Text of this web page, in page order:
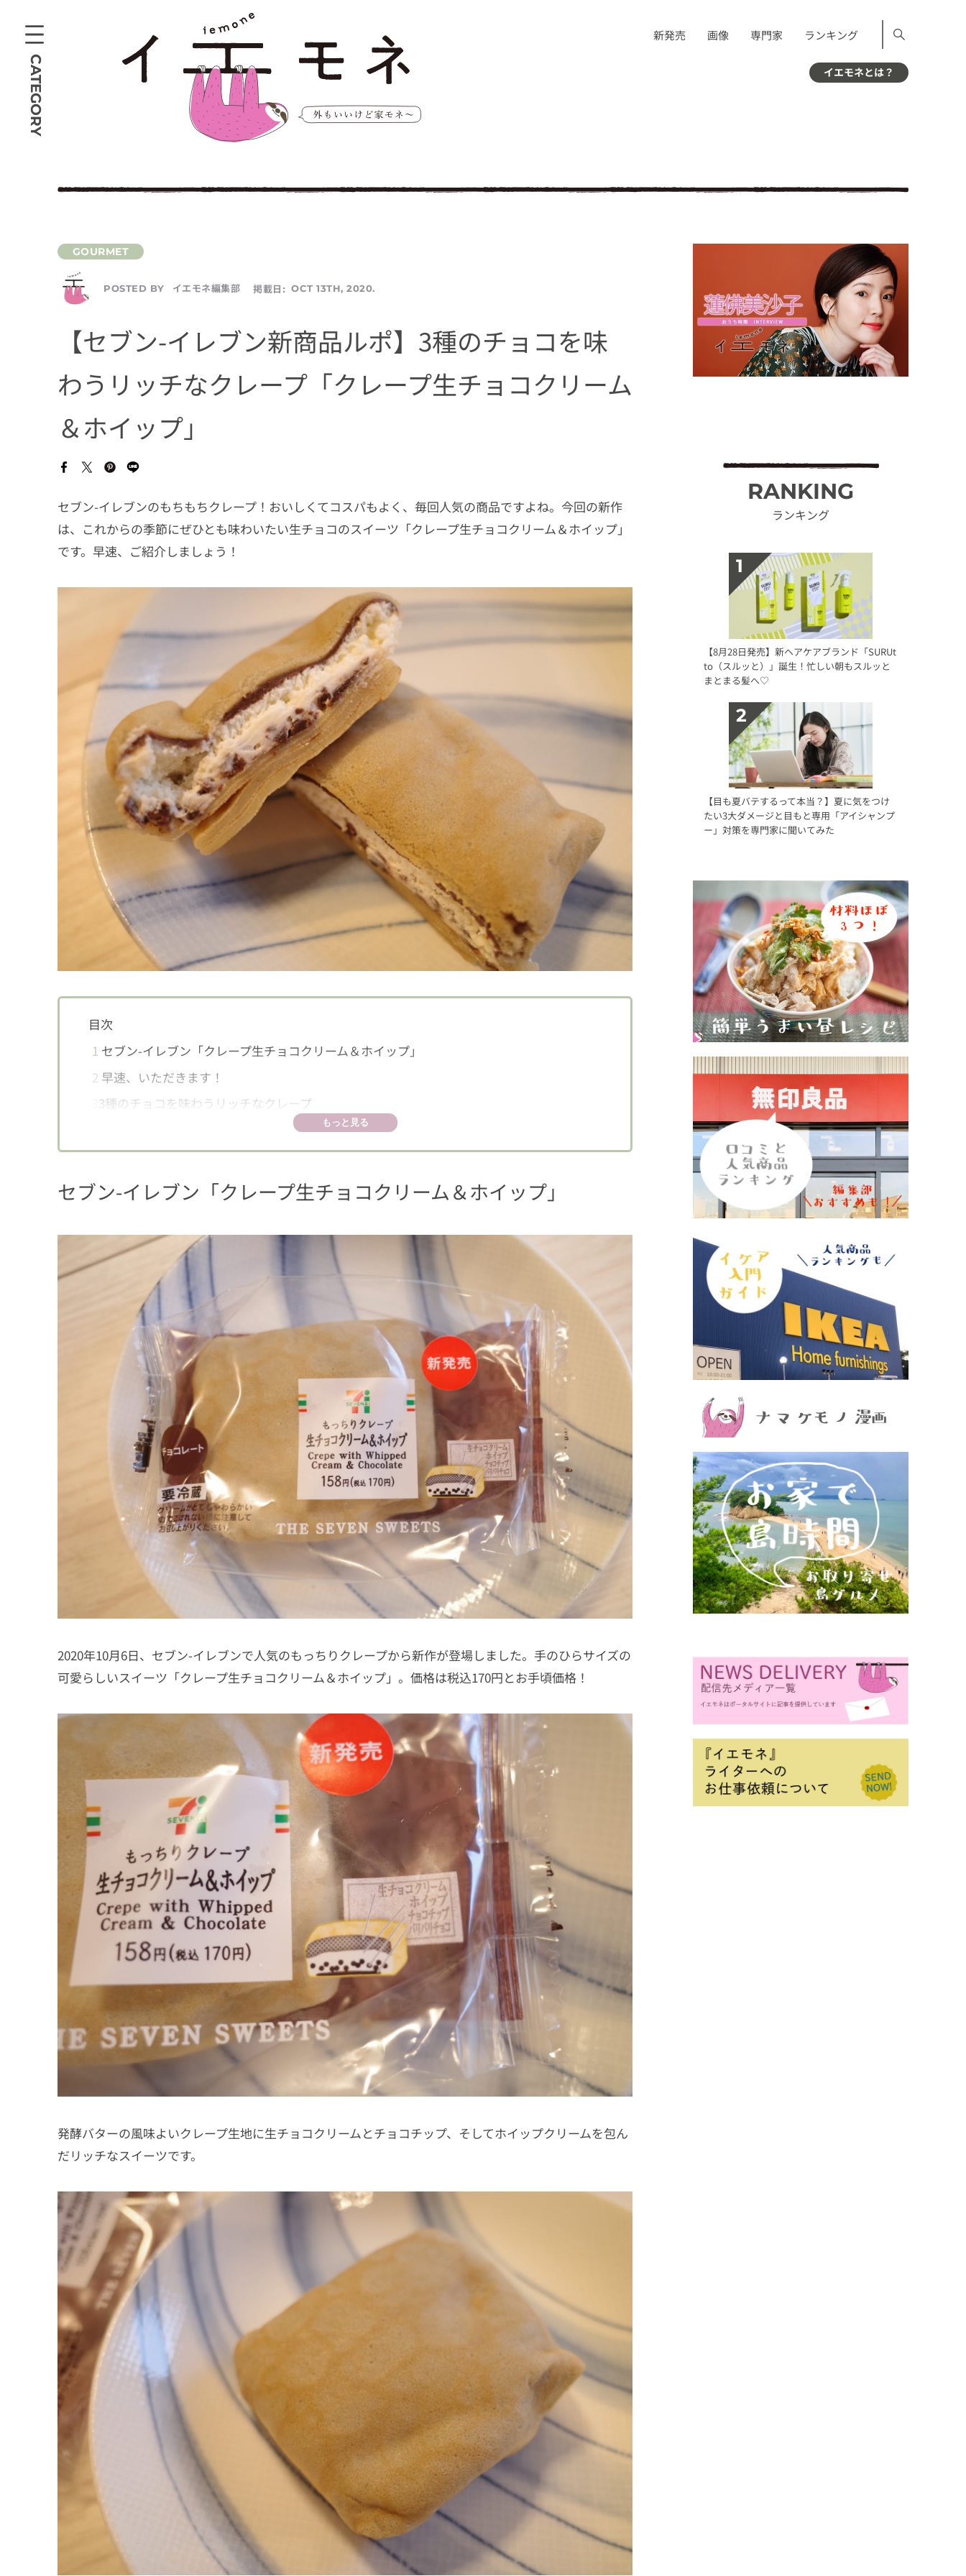
CATEGORY
新発売 画像 専門家 ランキング
イエモネとは？
POSTED BY イエモネ編集部 掲載日: OCT 13TH, 2020.
【セブン-イレブン新商品ルポ】3種のチョコを味
わうリッチなクレープ「クレープ生チョコクリーム
＆ホイップ」
セブン-イレブンのもちもちクレープ！おいしくてコスパもよく、毎回人気の商品ですよね。今回の新作
は、これからの季節にぜひとも味わいたい生チョコのスイーツ「クレープ生チョコクリーム＆ホイップ」
です。早速、ご紹介しましょう！
目次
1 セブン-イレブン「クレープ生チョコクリーム＆ホイップ」
2 早速、いただきます！
3種のチョコを味わうリッチなクレープ
もっと見る
セブン-イレブン「クレープ生チョコクリーム＆ホイップ」
2020年10月6日、セブン-イレブンで人気のもっちりクレープから新作が登場しました。手のひらサイズの
可愛らしいスイーツ「クレープ生チョコクリーム＆ホイップ」。価格は税込170円とお手頃価格！
発酵バターの風味よいクレープ生地に生チョコクリームとチョコチップ、そしてホイップクリームを包ん
だリッチなスイーツです。
RANKING
ランキング
【8月28日発売】新ヘアケアブランド「SURUt
to（スルッと）」誕生！忙しい朝もスルッと
まとまる髪へ♡
【目も夏バテするって本当？】夏に気をつけ
たい3大ダメージと目もと専用「アイシャンプ
ー」対策を専門家に聞いてみた